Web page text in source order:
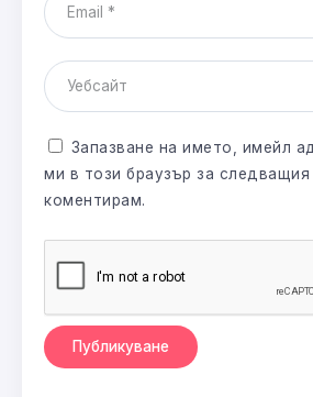
Запазване на името, имейл
ми в този браузър за следващия
коментирам.